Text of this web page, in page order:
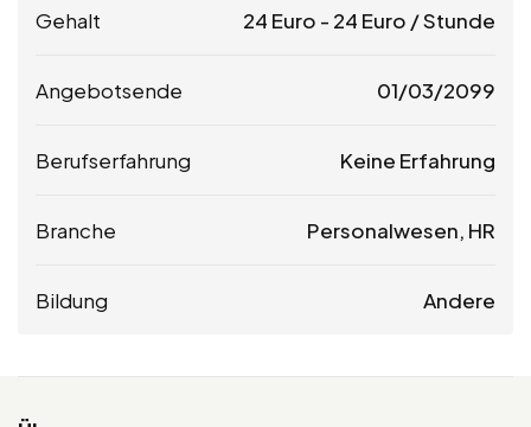
Gehalt 24 Euro - 24 Euro / Stunde
Angebotsende 01/03/2099
Berufserfahrung Keine Erfahrung
Branche Personalwesen, HR
Bildung Andere